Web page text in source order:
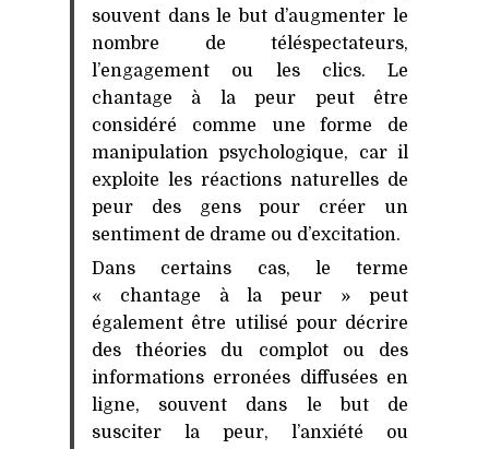
souvent dans le but d’augmenter le
nombre de téléspectateurs,
l’engagement ou les clics. Le
chantage à la peur peut être
considéré comme une forme de
manipulation psychologique, car il
exploite les réactions naturelles de
peur des gens pour créer un
sentiment de drame ou d’excitation.
Dans certains cas, le terme
« chantage à la peur » peut
également être utilisé pour décrire
des théories du complot ou des
informations erronées diffusées en
ligne, souvent dans le but de
susciter la peur, l’anxiété ou